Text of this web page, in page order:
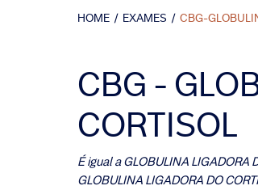
HOME / EXAMES / CBG-
CBG -
CORTISOL
É igual a GLOBULINA LIGADORA
GLOBULINA LIGADORA DO